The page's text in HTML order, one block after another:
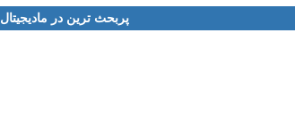
پربحث ترین در مادیجیتال